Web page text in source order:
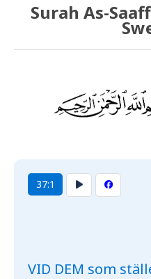
Surah As-
37:1
VID DEM som